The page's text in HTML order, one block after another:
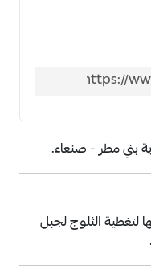
بني مطر - صنعاء.
لتغطية الثلوج لجبل